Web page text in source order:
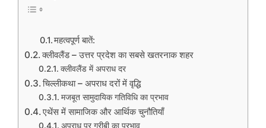
महत्वपूर्ण बातें:
क्लीवलैंड – उत्तर प्रदेश का सबसे खतरनाक शहर
क्लीवलैंड में अपराध दर
चिल्लीकथा – अपराध दरों में वृद्धि
मजबूत सामुदायिक गतिविधि का प्रभाव
एथेंस में सामाजिक और आर्थिक चुनौतियाँ
अपराध पर गरीबी का प्रभाव